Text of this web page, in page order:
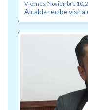
Viernes, Noviembre 10,
Alcalde recibe visita